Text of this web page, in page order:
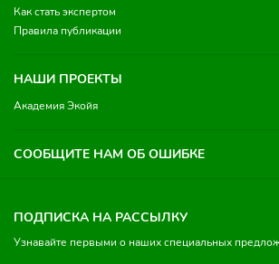
Как стать экспертом
Правила публикации
НАШИ ПРОЕКТЫ
Академия Экойя
СООБЩИТЕ НАМ ОБ ОШИБКЕ
ПОДПИСКА НА РАССЫЛКУ
Узнавайте первыми о наших специальных